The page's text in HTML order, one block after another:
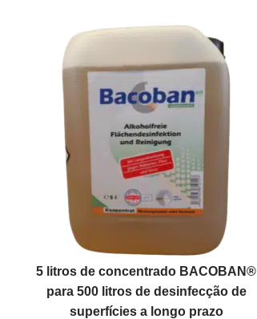
5 litros de concentrado BACOBAN®
para 500 litros de desinfecção de
superfícies a longo prazo